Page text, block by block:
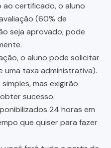
certificado, o aluno
(60% de
seja aprovado, pode
o aluno pode solicitar
uma taxa administrativa).
mas exigirão
sucesso.
24 horas em
que quiser para fazer